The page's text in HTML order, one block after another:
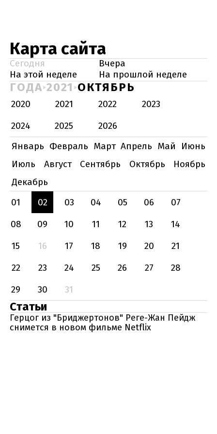
Карта сайта
Сегодня
Вчера
На этой неделе
На прошлой неделе
ГОДА 2021 ОКТЯБРЬ
2020 2021 2022
2023
2024
2025
2026
Январь Февраль Март Апрель Май
Июнь
Июль
Август Сентябрь Октябрь
Ноябрь
Декабрь
01
02 03 04 05 06
07
08
09 10 11 12 13
14
15
16 17 18 19 20
21
22
23 24 25 26 27
28
29
30 31
Статьи
Герцог из "Бриджертонов" Реге-Жан Пейдж
снимется в новом фильме Netflix